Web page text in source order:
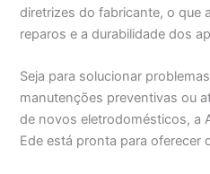
diretrizes do fabricante, o que
reparos e a durabilidade dos
Seja para solucionar
manutenções preventivas ou
de novos eletrodomésticos, a
Ede está pronta para oferecer